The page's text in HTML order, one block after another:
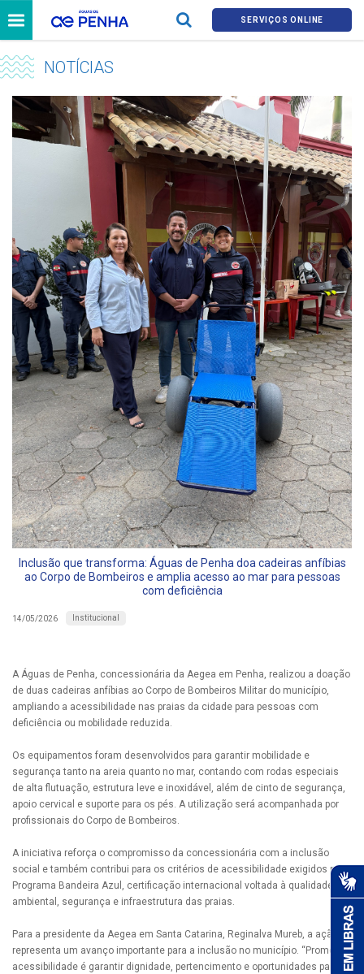
SERVIÇOS ONLINE
NOTÍCIAS
Inclusão que transforma: Águas de Penha doa cadeiras anfíbias
ao Corpo de Bombeiros e amplia acesso ao mar para pessoas
com deficiência
14/05/2026 Institucional
A Águas de Penha, concessionária da Aegea em Penha, realizou a doação
de duas cadeiras anfíbias ao Corpo de Bombeiros Militar do município,
ampliando a acessibilidade nas praias da cidade para pessoas com
deficiência ou mobilidade reduzida.
Os equipamentos foram desenvolvidos para garantir mobilidade e
segurança tanto na areia quanto no mar, contando com rodas especiais
de alta flutuação, estrutura leve e inoxidável, além de cinto de segurança,
apoio cervical e suporte para os pés. A utilização será acompanhada por
profissionais do Corpo de Bombeiros.
A iniciativa reforça o compromisso da concessionária com a inclusão
social e também contribui para os critérios de acessibilidade exigidos pelo
Programa Bandeira Azul, certificação internacional voltada à qualidade
ambiental, segurança e infraestrutura das praias.
Para a presidente da Aegea em Santa Catarina, Reginalva Mureb, a ação
representa um avanço importante para a inclusão no município. “Promover
acessibilidade é garantir dignidade, pertencimento e oportunidades para